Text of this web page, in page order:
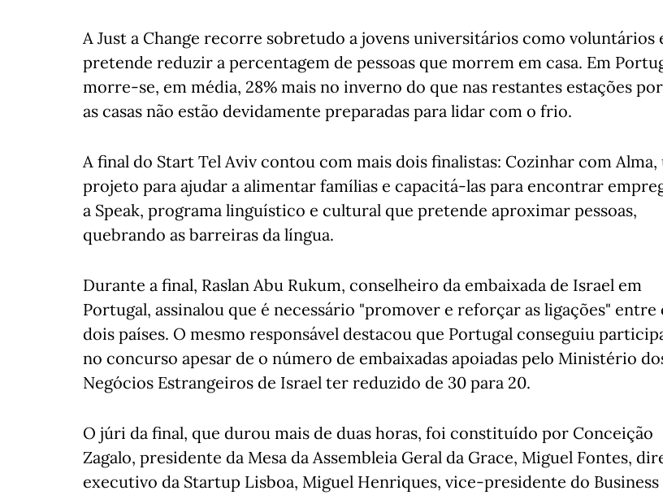
A Just a Change recorre sobretudo a jovens universitários como voluntários
pretende reduzir a percentagem de pessoas que morrem em casa. Em
morre-se, em média, 28% mais no inverno do que nas restantes estações
as casas não estão devidamente preparadas para lidar com o frio.
A final do Start Tel Aviv contou com mais dois finalistas: Cozinhar com Alma,
projeto para ajudar a alimentar famílias e capacitá-las para encontrar
a Speak, programa linguístico e cultural que pretende aproximar pessoas,
quebrando as barreiras da língua.
Durante a final, Raslan Abu Rukum, conselheiro da embaixada de Israel em
Portugal, assinalou que é necessário "promover e reforçar as ligações" entre
dois países. O mesmo responsável destacou que Portugal conseguiu
no concurso apesar de o número de embaixadas apoiadas pelo Ministério
Negócios Estrangeiros de Israel ter reduzido de 30 para 20.
O júri da final, que durou mais de duas horas, foi constituído por Conceição
Zagalo, presidente da Mesa da Assembleia Geral da Grace, Miguel Fontes,
executivo da Startup Lisboa, Miguel Henriques, vice-presidente do Business